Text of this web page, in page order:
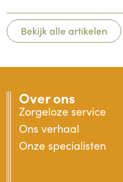
Bekijk alle artikelen
Over ons
Zorgeloze service
Ons verhaal
Onze specialisten